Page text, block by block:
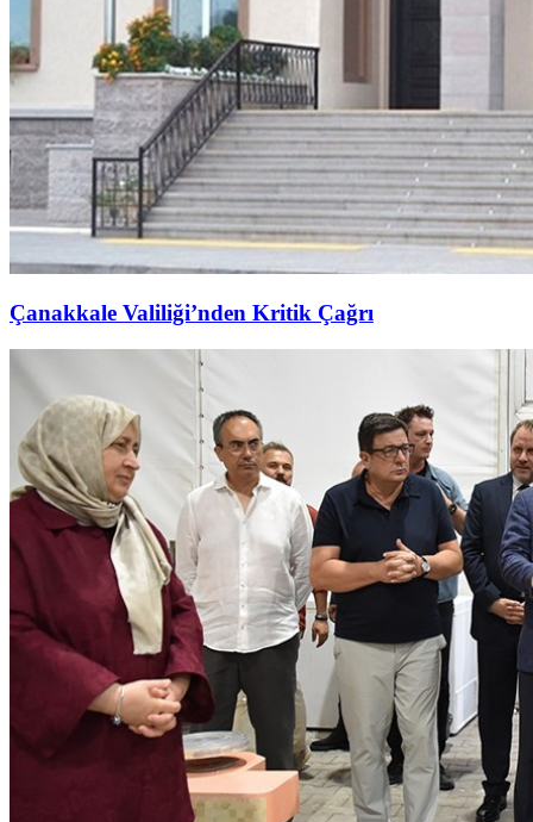
Çanakkale Valiliği’nden Kritik Çağrı